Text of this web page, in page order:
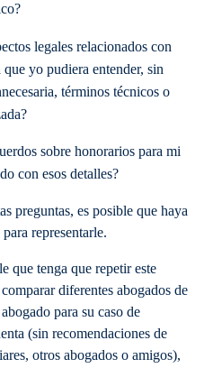
legales relacionados con
yo pudiera entender, sin
términos técnicos o
sobre honorarios para mi
con esos detalles?
preguntas, es posible que haya
representarle.
que tenga que repetir este
diferentes abogados de
para su caso de
(sin recomendaciones de
otros abogados o amigos),